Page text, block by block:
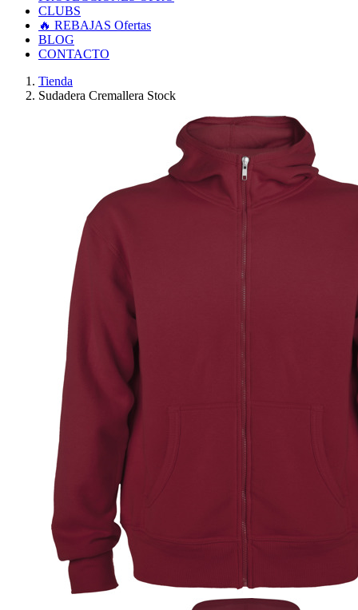
CLUBS
🔥 REBAJAS Ofertas
BLOG
CONTACTO
Tienda
Sudadera Cremallera Stock